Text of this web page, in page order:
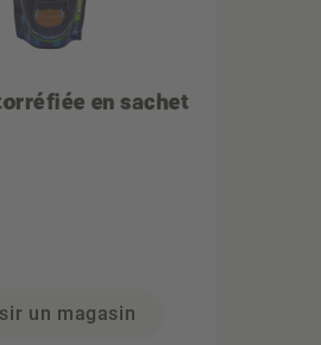
en sachet
un magasin